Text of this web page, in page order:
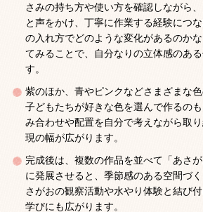
さみの持ち方や使い方を確認しながら、
と声をかけ、丁寧に作業する経験につ
の入れ方でどのような変化があるのか
てみることで、自分なりの立体感のあ
す。
紫のほか、青やピンクなどさまざまな色
子どもたちが好きな色を選んで作るの
み合わせや配置を自分で考えながら取
現の幅が広がります。
完成後は、複数の作品を並べて「あさが
に発展させると、季節感のある空間づ
さがおの観察活動や水やり体験と結び
学びにも広がります。